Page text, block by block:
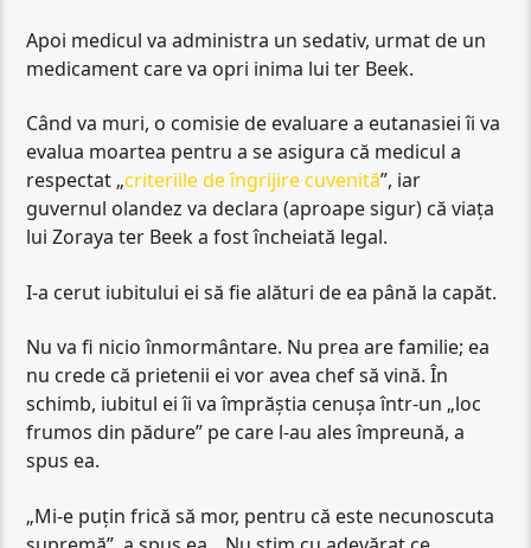
Apoi medicul va administra un sedativ, urmat de un
medicament care va opri inima lui ter Beek.
Când va muri, o comisie de evaluare a eutanasiei îi va
evalua moartea pentru a se asigura că medicul a
respectat „criteriile de îngrijire cuvenită”, iar
guvernul olandez va declara (aproape sigur) că viața
lui Zoraya ter Beek a fost încheiată legal.
I-a cerut iubitului ei să fie alături de ea până la capăt.
Nu va fi nicio înmormântare. Nu prea are familie; ea
nu crede că prietenii ei vor avea chef să vină. În
schimb, iubitul ei îi va împrăștia cenușa într-un „loc
frumos din pădure” pe care l-au ales împreună, a
spus ea.
„Mi-e puțin frică să mor, pentru că este necunoscuta